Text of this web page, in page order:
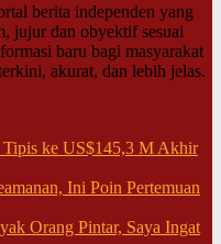
berita independen yang
jujur dan obyektif sesuai
baru bagi masyarakat
akurat, dan lebih jelas.
ke US$145,3 M Akhir
Ini Poin Pertemuan
Orang Pintar, Saya Ingat